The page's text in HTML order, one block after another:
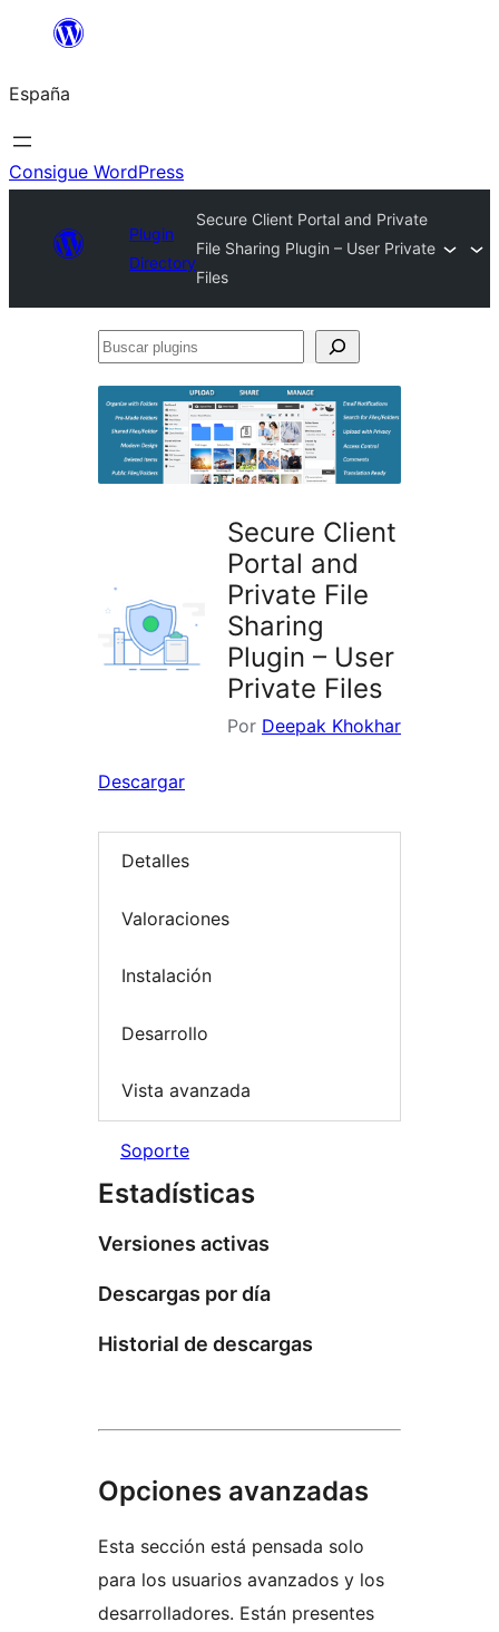
Saltar
contenido
España
Consigue WordPress
Plugin
Directory
Secure Client Portal and Private
File Sharing Plugin – User Private
Files
Buscar
Secure Client
Portal and
Private File
Sharing
Plugin – User
Private Files
Por Deepak Khokhar
Descargar
Detalles
Valoraciones
Instalación
Desarrollo
Vista avanzada
Soporte
Estadísticas
Versiones activas
Descargas por día
Historial de descargas
Opciones avanzadas
Esta sección está pensada solo
para los usuarios avanzados y los
desarrolladores. Están presentes